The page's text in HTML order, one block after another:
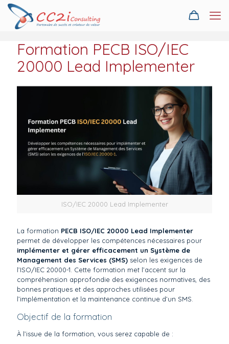
Formation PECB ISO/IEC
20000 Lead Implementer
ISO/IEC 20000 Lead Implementer
La formation PECB ISO/IEC 20000 Lead Implementer
permet de développer les compétences nécessaires pour
implémenter et gérer efficacement un Système de
Management des Services (SMS) selon les exigences de
l’ISO/IEC 20000-1. Cette formation met l’accent sur la
compréhension approfondie des exigences normatives, des
bonnes pratiques et des approches utilisées pour
l’implémentation et la maintenance continue d’un SMS.
Objectif de la formation
À l’issue de la formation, vous serez capable de :